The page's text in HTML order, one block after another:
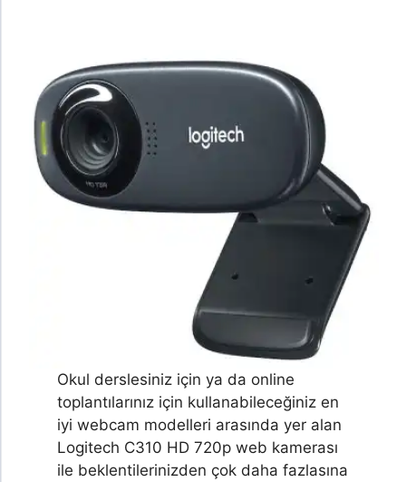
Okul derslesiniz için ya da online
toplantılarınız için kullanabileceğiniz en
iyi webcam modelleri arasında yer alan
Logitech C310 HD 720p web kamerası
ile beklentilerinizden çok daha fazlasına